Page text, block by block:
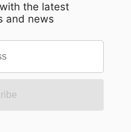
the latest
and news